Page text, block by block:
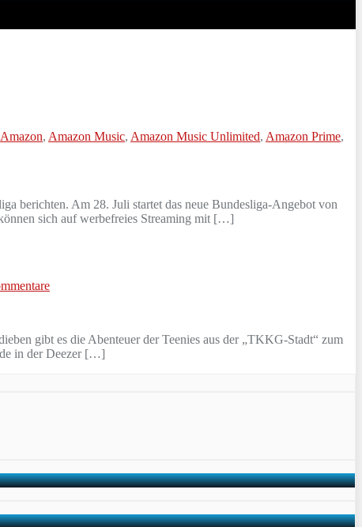
Amazon, Amazon Music, Amazon Music Unlimited, Amazon Prime,
berichten. Am 28. Juli startet das neue Bundesliga-Angebot von
sich auf werbefreies Streaming mit […]
gibt es die Abenteuer der Teenies aus der „TKKG-Stadt“ zum
in der Deezer […]